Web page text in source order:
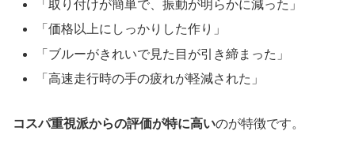
「取り付けが簡単で、振動が明らかに減った」
「価格以上にしっかりした作り」
「ブルーがきれいで見た目が引き締まった」
「高速走行時の手の疲れが軽減された」
コスパ重視派からの評価が特に高いのが特徴です。